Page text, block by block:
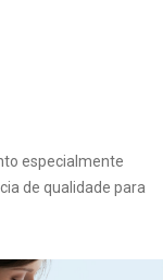
especialmente
de qualidade para